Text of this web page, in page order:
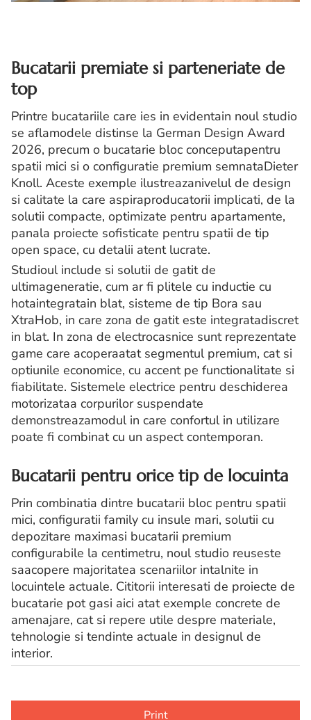
Bucatarii premiate si parteneriate de
top
Printre bucatariile care ies in evidentain noul studio
se aflamodele distinse la German Design Award
2026, precum o bucatarie bloc conceputapentru
spatii mici si o configuratie premium semnataDieter
Knoll. Aceste exemple ilustreazanivelul de design
si calitate la care aspiraproducatorii implicati, de la
solutii compacte, optimizate pentru apartamente,
panala proiecte sofisticate pentru spatii de tip
open space, cu detalii atent lucrate.
Studioul include si solutii de gatit de
ultimageneratie, cum ar fi plitele cu inductie cu
hotaintegratain blat, sisteme de tip Bora sau
XtraHob, in care zona de gatit este integratadiscret
in blat. In zona de electrocasnice sunt reprezentate
game care acoperaatat segmentul premium, cat si
optiunile economice, cu accent pe functionalitate si
fiabilitate. Sistemele electrice pentru deschiderea
motorizataa corpurilor suspendate
demonstreazamodul in care confortul in utilizare
poate fi combinat cu un aspect contemporan.
Bucatarii pentru orice tip de locuinta
Prin combinatia dintre bucatarii bloc pentru spatii
mici, configuratii family cu insule mari, solutii cu
depozitare maximasi bucatarii premium
configurabile la centimetru, noul studio reuseste
saacopere majoritatea scenariilor intalnite in
locuintele actuale. Cititorii interesati de proiecte de
bucatarie pot gasi aici atat exemple concrete de
amenajare, cat si repere utile despre materiale,
tehnologie si tendinte actuale in designul de
interior.
Print